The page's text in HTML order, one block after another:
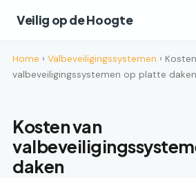
Veilig op de Hoogte
Home › Valbeveiligingssystemen ›
valbeveiligingssystemen op platte daken
Kosten van
daken